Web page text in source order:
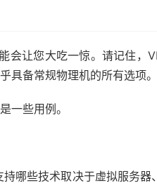
会让您大吃一惊。请记住，
具备常规物理机的所有选项。
一些用例。
持哪些技术取决于虚拟服务器